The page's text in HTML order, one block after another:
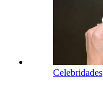
Celebridades